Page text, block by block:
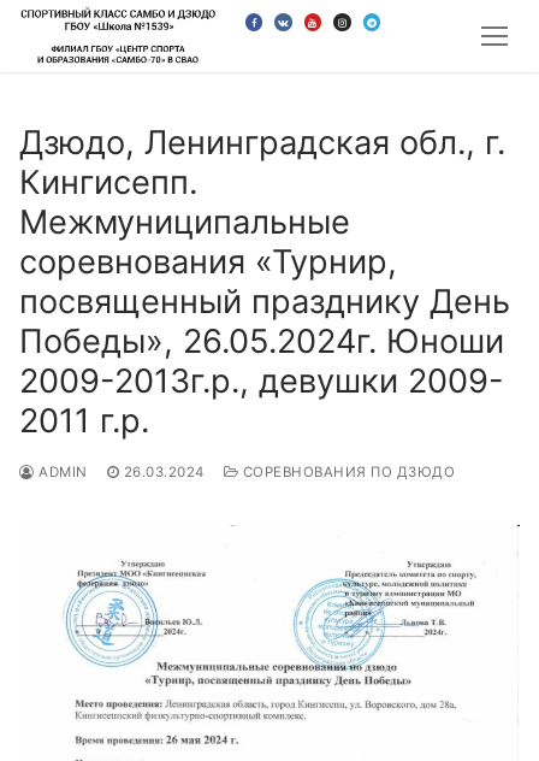
Перейти
Дзюдо, Ленинградская обл., г.
Кингисепп.
Межмуниципальные
соревнования «Турнир,
посвященный празднику День
Победы», 26.05.2024г. Юноши
2009-2013г.р., девушки 2009-
2011 г.р.
ADMIN 26.03.2024 СОРЕВНОВАНИЯ ПО ДЗЮДО